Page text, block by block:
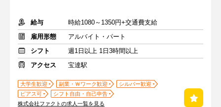
給与
時給1080～1350円+交通費支給
雇用形態
アルバイト・パート
シフト
週1日以上 1日3時間以上
アクセス
宝達駅
大学生歓迎 副業・Ｗワーク歓迎
シルバー歓迎
ピアス可
シフト自由・自己申告
株式会社ファクトの求人一覧を見る